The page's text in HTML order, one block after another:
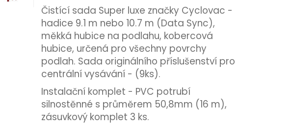
Čistící sada Super luxe značky Cyclovac -
hadice 9.1 m nebo 10.7 m (Data Sync),
měkká hubice na podlahu, kobercová
hubice, určená pro všechny povrchy
podlah. Sada originálního příslušenství pro
centrální vysávání - (9ks).
Instalační komplet - PVC potrubí
silnostěnné s průměrem 50,8mm (16 m),
zásuvkový komplet 3 ks.